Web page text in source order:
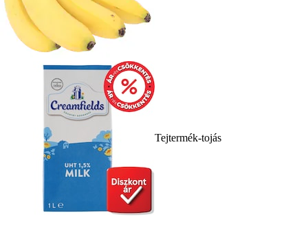
Tejtermék-tojás